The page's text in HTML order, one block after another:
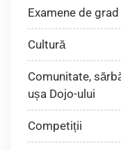
Examene de grad
Cultură
Comunitate,
ușa Dojo-ului
Competiții